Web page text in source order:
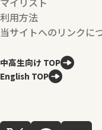
利用方法
当サイトへのリンクに
中高生向け TOP
English TOP